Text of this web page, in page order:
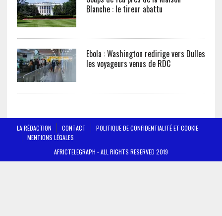
Blanche : le tireur abattu
Ebola : Washington redirige vers Dulles
les voyageurs venus de RDC
LA RÉDACTION CONTACT
POLITIQUE DE CONFIDENTIALITÉ ET COOKIE
MENTIONS LÉGALES
AFRICTELEGRAPH - ALL RIGHTS RESERVED 2019